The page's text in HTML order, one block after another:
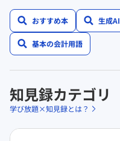
おすすめ本 生成AI
基本の会計用語
知見録カテゴリ
学び放題×知見録とは？